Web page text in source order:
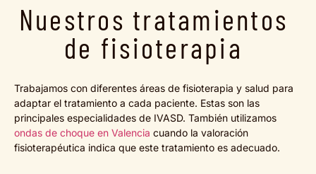
Nuestros tratamientos
de fisioterapia
Trabajamos con diferentes áreas de fisioterapia y salud para
adaptar el tratamiento a cada paciente. Estas son las
principales especialidades de IVASD. También utilizamos
ondas de choque en Valencia cuando la valoración
fisioterapéutica indica que este tratamiento es adecuado.